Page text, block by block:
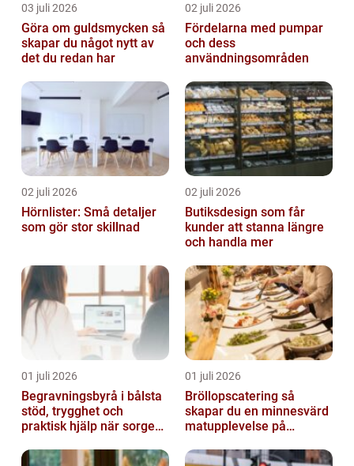
03 juli 2026
Göra om guldsmycken så
skapar du något nytt av
det du redan har
02 juli 2026
Fördelarna med pumpar
och dess
användningsområden
02 juli 2026
Hörnlister: Små detaljer
som gör stor skillnad
02 juli 2026
Butiksdesign som får
kunder att stanna längre
och handla mer
01 juli 2026
Begravningsbyrå i bålsta
stöd, trygghet och
praktisk hjälp när sorgen
01 juli 2026
Bröllopscatering så
skapar du en minnesvärd
matupplevelse på